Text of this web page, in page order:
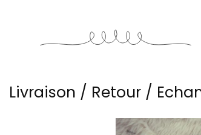
Livraison / Retour /